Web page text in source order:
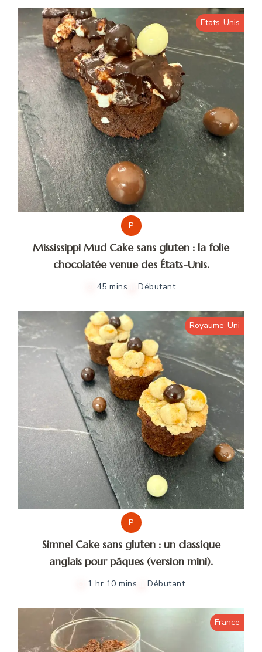
Etats-Unis
P
Mississippi Mud Cake sans gluten : la folie
chocolatée venue des États-Unis.
45 mins Débutant
Royaume-Uni
P
Simnel Cake sans gluten : un classique
anglais pour pâques (version mini).
1 hr 10 mins Débutant
France